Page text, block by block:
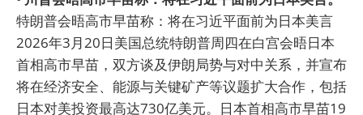
特朗普会晤高市早苗称：将在习近平面前为日本美言
2026年3月20日美国总统特朗普周四在白宫会晤日本
首相高市早苗，双方谈及伊朗局势与对中关系，并宣布
将在经济安全、能源与关键矿产等议题扩大合作，包括
日本对美投资最高达730亿美元。日本首相高市早苗19